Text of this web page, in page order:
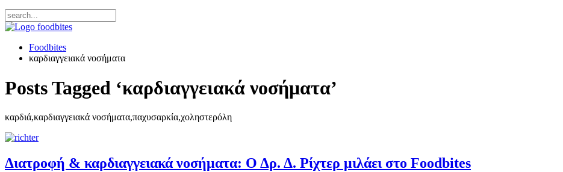
Foodbites
καρδιαγγειακά νοσήματα
Posts Tagged ‘καρδιαγγειακά νοσήματα’
καρδιά,καρδιαγγειακά νοσήματα,παχυσαρκία,χοληστερόλη
Διατροφή & καρδιαγγειακά νοσήματα: Ο Δρ. Δ. Ρίχτερ μιλάει στο Foodbites